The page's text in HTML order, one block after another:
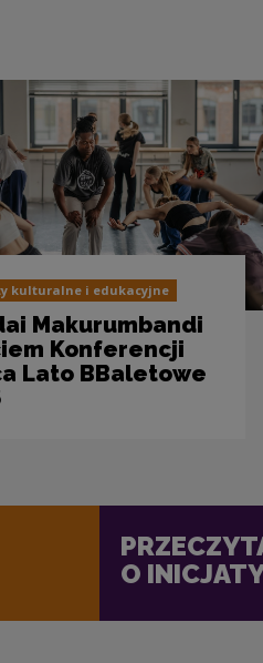
kulturalne i edukacyjne
Makurumbandi
Konferencji
Lato BBaletowe
O